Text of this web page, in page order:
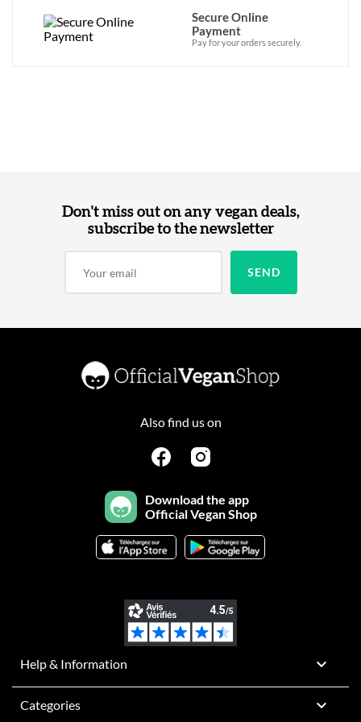
Secure Online
Payment
Pay for your orders securely.
Don't miss out on any vegan deals,
subscribe to the newsletter
Also find us on
Download the app
Official Vegan Shop
Help & Information 
Categories 